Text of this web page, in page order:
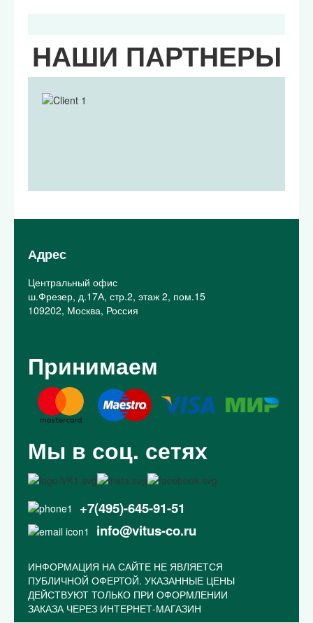
НАШИ ПАРТНЕРЫ
Адрес
Центральный офис
ш.Фрезер, д.17А, стр.2, этаж 2, пом.15
109202, Москва, Россия
Принимаем
Мы в соц. сетях
+7(495)-645-91-51
info@vitus-co.ru
ИНФОРМАЦИЯ НА САЙТЕ НЕ ЯВЛЯЕТСЯ
ПУБЛИЧНОЙ ОФЕРТОЙ. УКАЗАННЫЕ ЦЕНЫ
ДЕЙСТВУЮТ ТОЛЬКО ПРИ ОФОРМЛЕНИИ
ЗАКАЗА ЧЕРЕЗ ИНТЕРНЕТ-МАГАЗИН